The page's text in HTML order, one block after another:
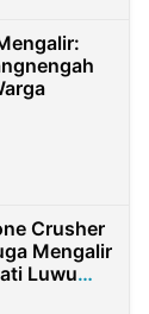
Crusher
Mengalir
Luwu